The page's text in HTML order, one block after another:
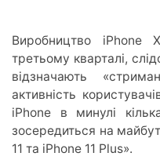
Виробництво
третьому кварталі,
відзначають
активність
iPhone в минулі
зосередиться на
11 та iPhone 11 Plus».